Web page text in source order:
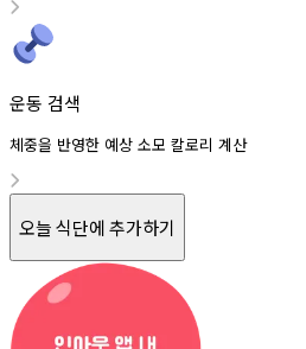
운동 검색
체중을 반영한 예상 소모 칼로리 계산
오늘 식단에 추가하기